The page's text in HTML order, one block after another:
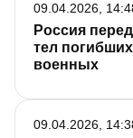
Россия
тел
военных
09.04.2026,
09.04.2026,